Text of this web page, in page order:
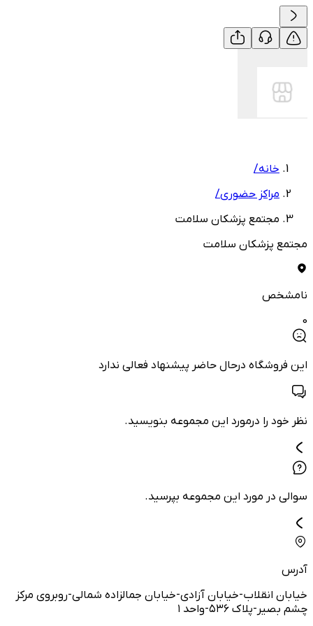
خانه/
مراکز حضوری/
مجتمع پزشکان سلامت
مجتمع پزشکان سلامت
نامشخص
0
این فروشگاه درحال حاضر پیشنهاد فعالی ندارد
نظر خود را درمورد این مجموعه بنویسید.
سوالی در مورد این مجموعه بپرسید.
آدرس
خیابان انقلاب-خیابان آزادی-خیابان جمالزاده شمالی-روبروی مرکز
چشم بصیر-پلاک ۵۳۶-واحد ۱